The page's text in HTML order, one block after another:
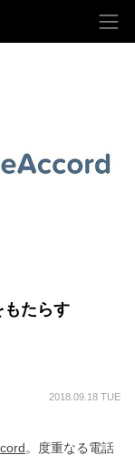
もたらす
2018.09.18 TUE
。度重なる電話